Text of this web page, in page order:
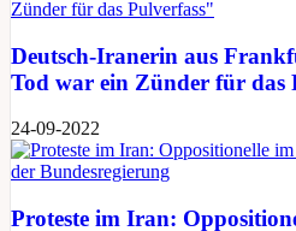
Deutsch-Iranerin aus
Tod war ein Zünder für das
24-09-2022
Proteste im Iran: